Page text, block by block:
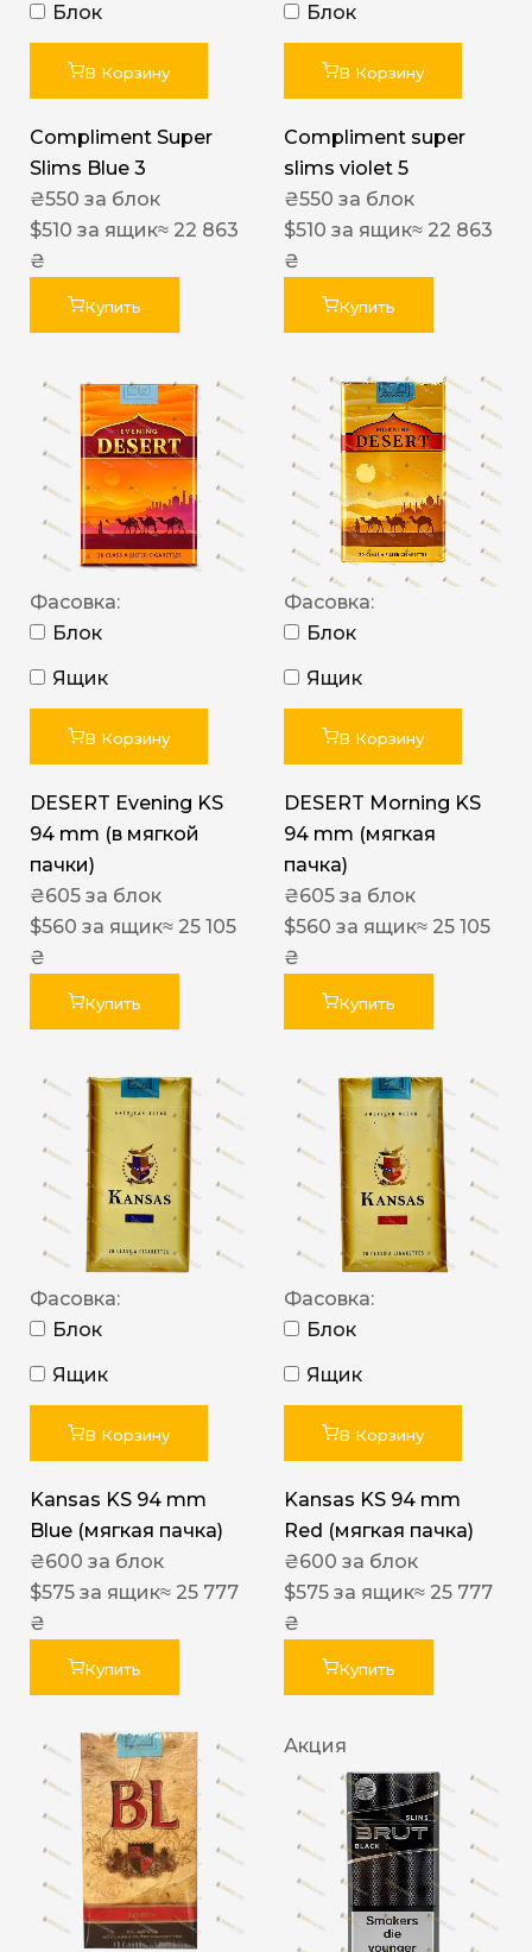
Блок
В Корзину
Compliment Super
Slims Blue 3
₴550 за блок
$510 за ящик≈ 22 863
₴
Купить
Блок
В Корзину
Compliment super
slims violet 5
₴550 за блок
$510 за ящик≈ 22 863
₴
Купить
Фасовка:
Блок
Ящик
В Корзину
DESERT Evening KS
94 mm (в мягкой
пачки)
₴605 за блок
$560 за ящик≈ 25 105
₴
Купить
Фасовка:
Блок
Ящик
В Корзину
DESERT Morning KS
94 mm (мягкая
пачка)
₴605 за блок
$560 за ящик≈ 25 105
₴
Купить
Фасовка:
Блок
Ящик
В Корзину
Kansas KS 94 mm
Blue (мягкая пачка)
₴600 за блок
$575 за ящик≈ 25 777
₴
Купить
Фасовка:
Блок
Ящик
В Корзину
Kansas KS 94 mm
Red (мягкая пачка)
₴600 за блок
$575 за ящик≈ 25 777
₴
Купить
Акция